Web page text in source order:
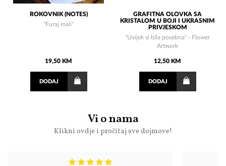
ROKOVNIK (NOTES)
"Furaj mali"
19,50 KM
DODAJ
GRAFITNA OLOVKA SA
KRISTALOM U BOJI I UKRASNIM
PRIVJESKOM
"Uvijek si bila posebna" - Flower
Artwork
12,50 KM
DODAJ
Vi o nama
Klikni ovdje i pročitaj sve dojmove!